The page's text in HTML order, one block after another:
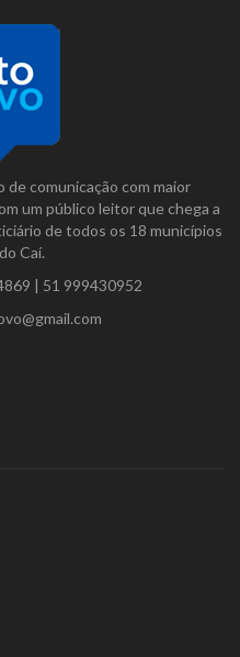
de comunicação com maior
um público leitor que chega a
de todos os 18 municípios
Caí.
| 51 999430952